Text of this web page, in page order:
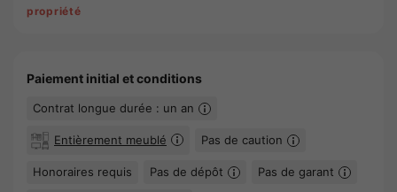
propriété
Paiement initial et conditions
Contrat longue durée : un an
Entièrement meublé Pas de caution
Honoraires requis Pas de dépôt Pas de garant